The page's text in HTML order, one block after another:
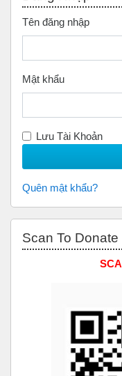
Tên đăng nhập
Mật khẩu
Lưu Tài Khoản
Quên mật khẩu?
Scan To